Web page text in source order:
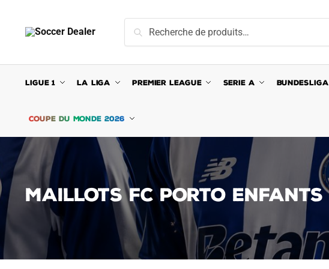
navigation
content
pour :
Recherche
LIGUE 1 LA LIGA PREMIER LEAGUE SERIE A BUNDESLIGA
COUPE DU MONDE 2026
MAILLOTS FC PORTO ENFANTS